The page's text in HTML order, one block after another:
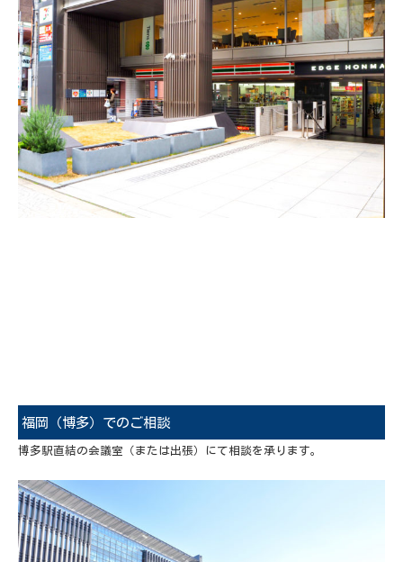
福岡（博多）でのご相談
博多駅直結の会議室（または出張）にて相談を承ります。